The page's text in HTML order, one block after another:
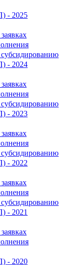
- 2025
- 2024
- 2023
- 2022
- 2021
- 2020